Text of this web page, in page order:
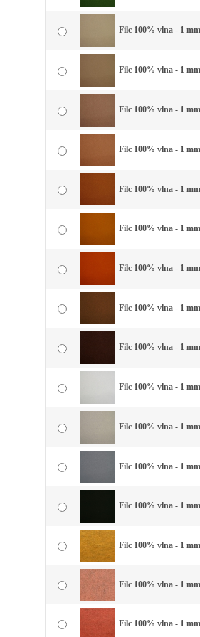
Filc 100% vlna - 1
Filc 100% vlna - 1
Filc 100% vlna - 1
Filc 100% vlna - 1
Filc 100% vlna - 1
Filc 100% vlna - 1
Filc 100% vlna - 1
Filc 100% vlna - 1
Filc 100% vlna - 1
Filc 100% vlna - 1
Filc 100% vlna - 1
Filc 100% vlna - 1
Filc 100% vlna - 1
Filc 100% vlna - 1
Filc 100% vlna - 1
Filc 100% vlna - 1